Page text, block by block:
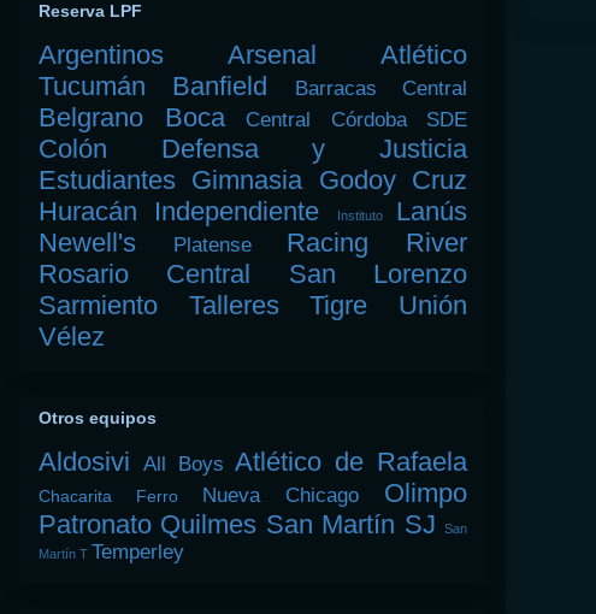
Reserva LPF
Argentinos Arsenal
Atlético
Tucumán
Banfield Barracas Central
Belgrano Boca Central Córdoba SDE
Colón
Defensa y Justicia
Estudiantes Gimnasia Godoy Cruz
Huracán
Independiente Instituto
Lanús
Newell's
Platense Racing
River
Rosario Central
San Lorenzo
Sarmiento
Talleres Tigre
Unión
Vélez
Otros equipos
Aldosivi All Boys Atlético de Rafaela
Chacarita Ferro Nueva Chicago
Olimpo
Patronato Quilmes San Martín SJ
San
Martín T Temperley